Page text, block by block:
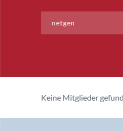
Keine Mitglieder